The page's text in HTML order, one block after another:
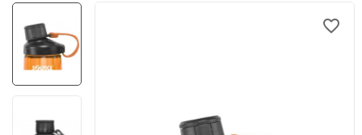
favorite_border